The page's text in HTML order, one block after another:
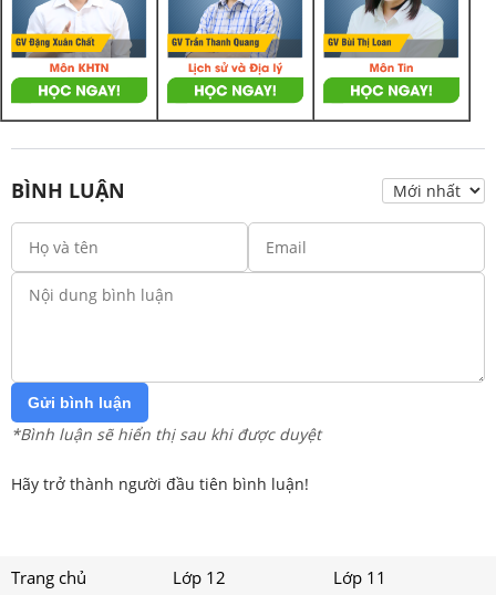
BÌNH LUẬN
Gửi bình luận
*Bình luận sẽ hiển thị sau khi được duyệt
Hãy trở thành người đầu tiên bình luận!
Trang chủ Lớp 12
Lớp 11